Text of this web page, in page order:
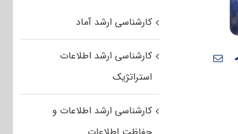
کارشناسی ارشد آماد
کارشناسی ارشد اطلاعات
استراتژیک
کارشناسی ارشد اطلاعات و